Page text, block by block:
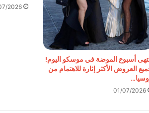
أسبوع الموضة في موسكو اليوم!
العروض الأكثر إثارة للاهتمام من
01/07/2026
2026